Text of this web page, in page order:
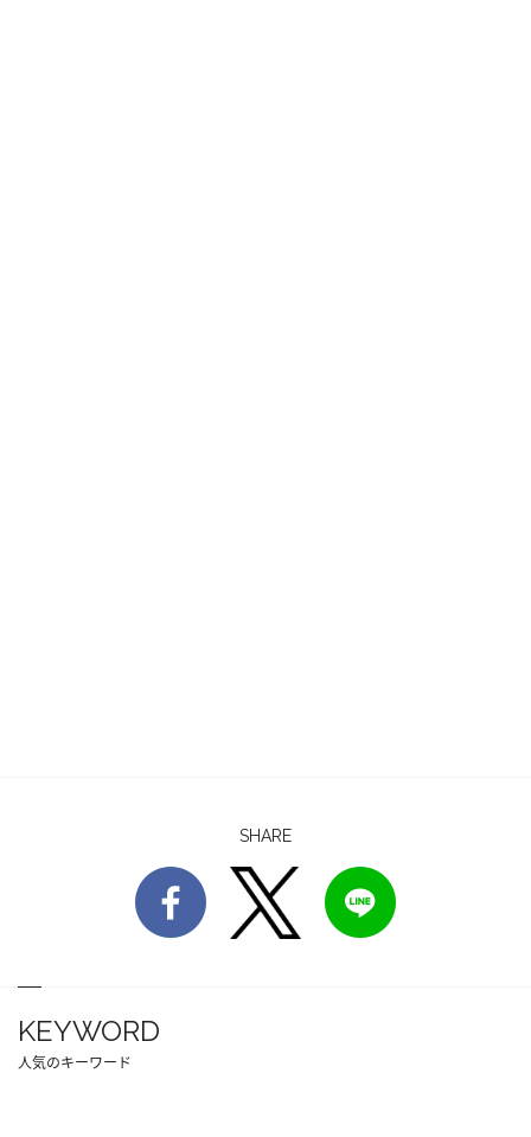
SHARE
KEYWORD
人気のキーワード